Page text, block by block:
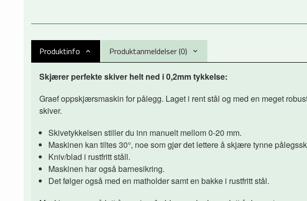
Produktinfo Produktanmeldelser (0)
Skjærer perfekte skiver helt ned i 0,2mm tykkelse:
Graef oppskjærsmaskin for pålegg. Laget i rent stål og med en meget
skiver.
Skivetykkelsen stiller du inn manuelt mellom 0-20 mm.
Maskinen kan tiltes 30°, noe som gjør det lettere å skjære tynne
Kniv/blad i rustfritt ståll.
Maskinen har også barnesikring.
Det følger også med en matholder samt en bakke i rustfritt stål.